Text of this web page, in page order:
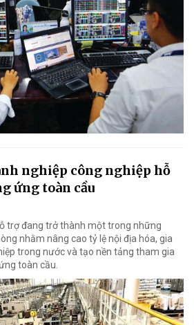
nghiệp công nghiệp hỗ
ứng toàn cầu
trợ đang trở thành một trong những
nhằm nâng cao tỷ lệ nội địa hóa, gia
trong nước và tạo nền tảng tham gia
toàn cầu.